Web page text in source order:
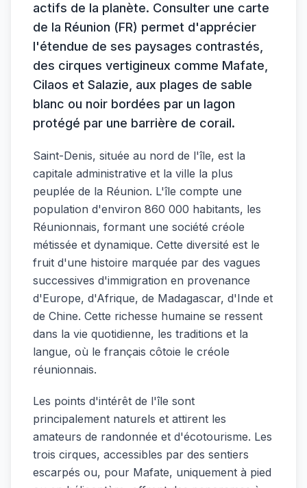
actifs de la planète. Consulter une carte
de la Réunion (FR) permet d'apprécier
l'étendue de ses paysages contrastés,
des cirques vertigineux comme Mafate,
Cilaos et Salazie, aux plages de sable
blanc ou noir bordées par un lagon
protégé par une barrière de corail.
Saint-Denis, située au nord de l'île, est la
capitale administrative et la ville la plus
peuplée de la Réunion. L'île compte une
population d'environ 860 000 habitants, les
Réunionnais, formant une société créole
métissée et dynamique. Cette diversité est le
fruit d'une histoire marquée par des vagues
successives d'immigration en provenance
d'Europe, d'Afrique, de Madagascar, d'Inde et
de Chine. Cette richesse humaine se ressent
dans la vie quotidienne, les traditions et la
langue, où le français côtoie le créole
réunionnais.
Les points d'intérêt de l'île sont
principalement naturels et attirent les
amateurs de randonnée et d'écotourisme. Les
trois cirques, accessibles par des sentiers
escarpés ou, pour Mafate, uniquement à pied